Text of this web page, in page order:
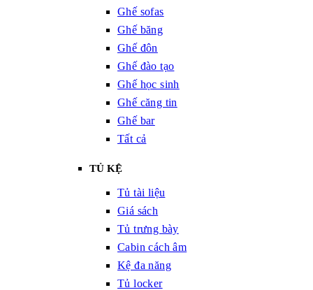
Ghế sofas
Ghế băng
Ghế đôn
Ghế đào tạo
Ghế học sinh
Ghế căng tin
Ghế bar
Tất cả
TỦ KỆ
Tủ tài liệu
Giá sách
Tủ trưng bày
Cabin cách âm
Kệ đa năng
Tủ locker